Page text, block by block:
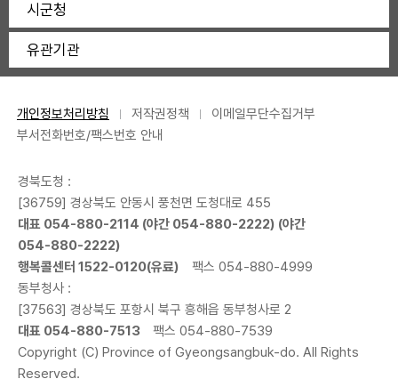
시군청
유관기관
개인정보처리방침 저작권정책
이메일무단수집거부
부서전화번호/팩스번호 안내
경북도청 :
[36759] 경상북도 안동시 풍천면 도청대로 455
대표 054-880-2114 (야간 054-880-2222) (야간
054-880-2222)
행복콜센터 1522-0120(유료)
팩스 054-880-4999
동부청사 :
[37563] 경상북도 포항시 북구 흥해읍 동부청사로 2
대표 054-880-7513
팩스 054-880-7539
Copyright (C) Province of Gyeongsangbuk-do. All Rights
Reserved.